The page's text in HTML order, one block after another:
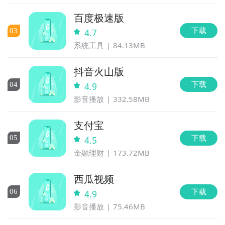
03
百度极速版
4.7
系统工具 84.13MB
下载
04
抖音火山版
4.9
影音播放 332.58MB
下载
05
支付宝
4.5
金融理财 173.72MB
下载
06
西瓜视频
4.9
影音播放 75.46MB
下载